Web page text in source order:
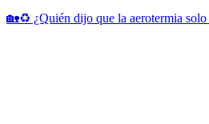
🏡♻️ ¿Quién dijo que la aerotermia solo